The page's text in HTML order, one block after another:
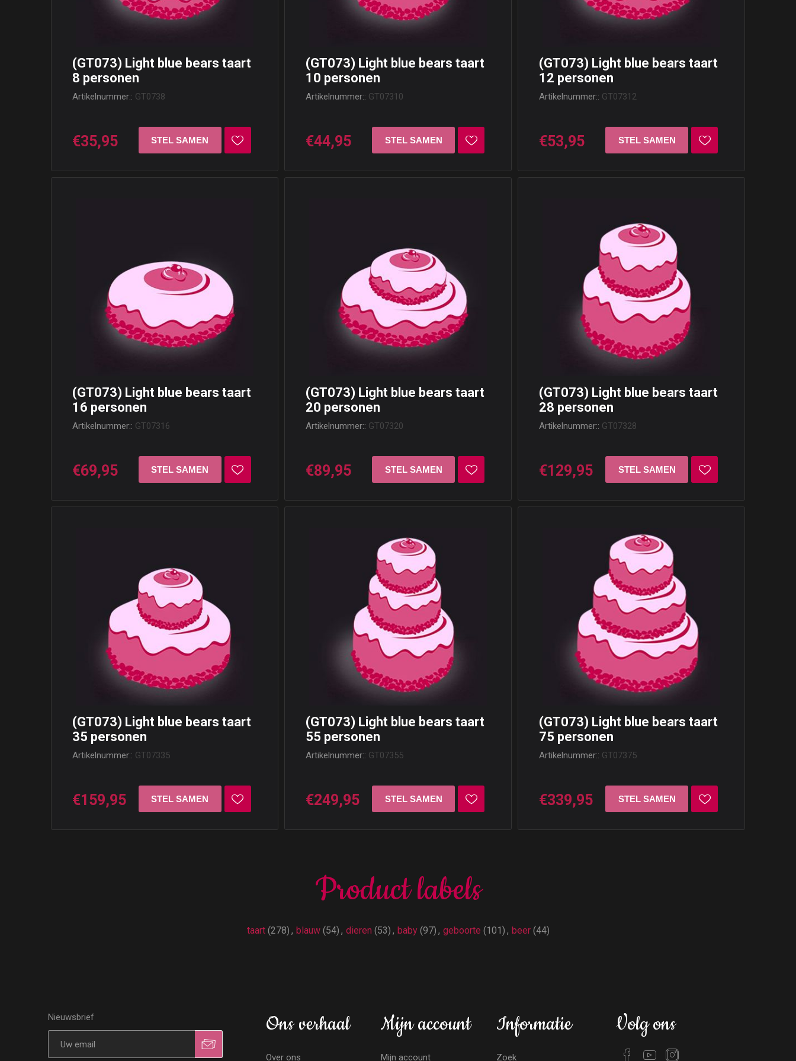
(GT073) Light blue bears taart
8 personen
Artikelnummer:: GT0738
€35,95
(GT073) Light blue bears taart
10 personen
Artikelnummer:: GT07310
€44,95
(GT073) Light blue bears taart
12 personen
Artikelnummer:: GT07312
€53,95
(GT073) Light blue bears taart
16 personen
Artikelnummer:: GT07316
€69,95
(GT073) Light blue bears taart
20 personen
Artikelnummer:: GT07320
€89,95
(GT073) Light blue bears taart
28 personen
Artikelnummer:: GT07328
€129,95
(GT073) Light blue bears taart
35 personen
Artikelnummer:: GT07335
€159,95
(GT073) Light blue bears taart
55 personen
Artikelnummer:: GT07355
€249,95
(GT073) Light blue bears taart
75 personen
Artikelnummer:: GT07375
€339,95
Product labels
taart (278) , blauw (54) , dieren (53) , baby (97) , geboorte (101) , beer (44)
Nieuwsbrief Ons verhaal
Over ons
Mijn account
Mijn account
Informatie
Zoek
Volg ons